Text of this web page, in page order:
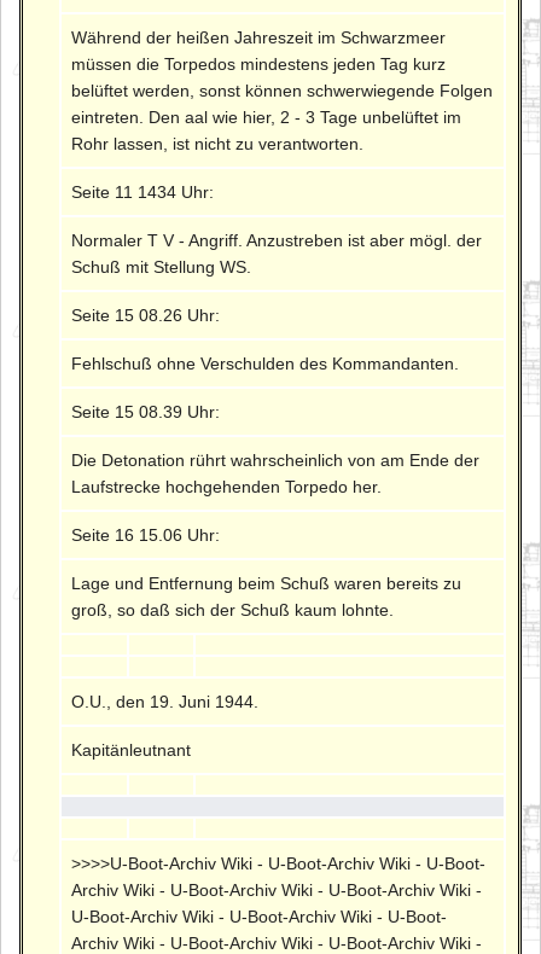
Während der heißen Jahreszeit im Schwarzmeer
müssen die Torpedos mindestens jeden Tag kurz
belüftet werden, sonst können schwerwiegende Folgen
eintreten. Den aal wie hier, 2 - 3 Tage unbelüftet im
Rohr lassen, ist nicht zu verantworten.
Seite 11 1434 Uhr:
Normaler T V - Angriff. Anzustreben ist aber mögl. der
Schuß mit Stellung WS.
Seite 15 08.26 Uhr:
Fehlschuß ohne Verschulden des Kommandanten.
Seite 15 08.39 Uhr:
Die Detonation rührt wahrscheinlich von am Ende der
Laufstrecke hochgehenden Torpedo her.
Seite 16 15.06 Uhr:
Lage und Entfernung beim Schuß waren bereits zu
groß, so daß sich der Schuß kaum lohnte.
O.U., den 19. Juni 1944.
Kapitänleutnant
>>>>U-Boot-Archiv Wiki - U-Boot-Archiv Wiki - U-Boot-
Archiv Wiki - U-Boot-Archiv Wiki - U-Boot-Archiv Wiki -
U-Boot-Archiv Wiki - U-Boot-Archiv Wiki - U-Boot-
Archiv Wiki - U-Boot-Archiv Wiki - U-Boot-Archiv Wiki -